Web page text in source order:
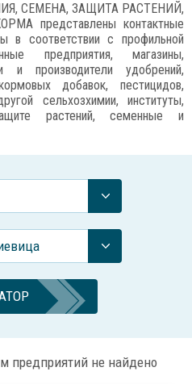
СЕМЕНА, ЗАЩИТА РАСТЕНИЙ,
представлены контактные
в соответствии с профильной
предприятия, магазины,
и производители удобрений,
добавок, пестицидов,
сельхозхимии, институты,
растений, семенные и
предприятий не найдено